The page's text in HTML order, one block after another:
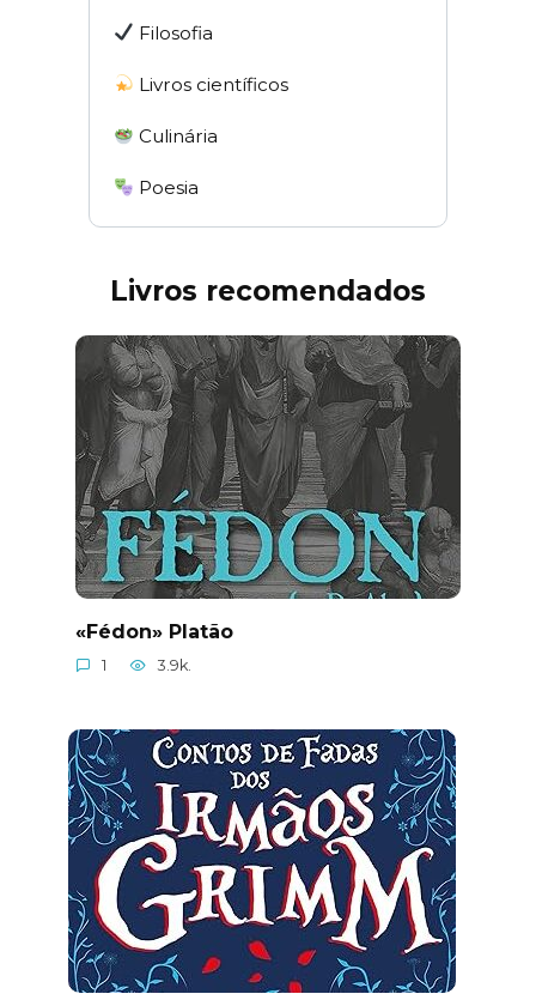
Filosofia
Livros científicos
Culinária
Poesia
Livros recomendados
«Fédon» Platão
1 3.9k.